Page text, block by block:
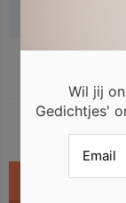
Gerelateerde
Gedichtjes
Wil jij
Gedichtjes'